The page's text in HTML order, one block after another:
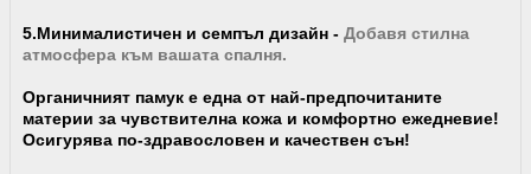
5.Минималистичен и семпъл дизайн - Добавя стилна
атмосфера към вашата спалня.
Органичният памук е една от най-предпочитаните
материи за чувствителна кожа и комфортно ежедневие!
Осигурява по-здравословен и качествен сън!